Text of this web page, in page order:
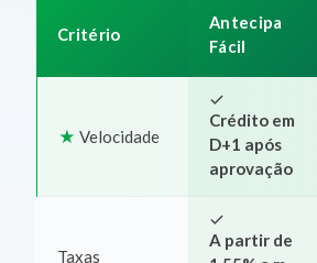
Critério
Antecipa
Fácil
Velocidade
Crédito em
D+1 após
aprovação
Taxas
A partir de